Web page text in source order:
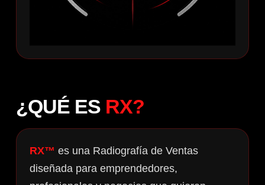
¿QUÉ ES RX?
RX™ es una Radiografía de Ventas
diseñada para emprendedores,